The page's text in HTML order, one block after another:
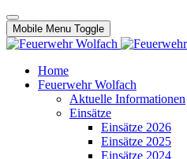
Mobile Menu Toggle
Home
Feuerwehr Wolfach
Aktuelle Informationen
Einsätze
Einsätze 2026
Einsätze 2025
Einsätze 2024